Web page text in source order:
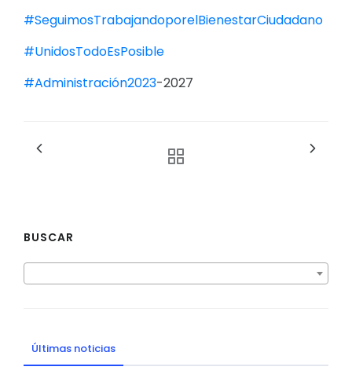
#SeguimosTrabajandoporelBienestarCiudadano
#UnidosTodoEsPosible
#Administración2023-2027
BUSCAR
Últimas noticias